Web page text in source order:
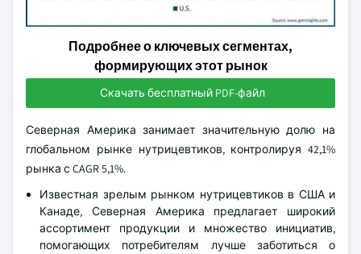
Подробнее о ключевых сегментах,
формирующих этот рынок
Скачать бесплатный PDF-файл
Северная Америка занимает значительную долю на
глобальном рынке нутрицевтиков, контролируя 42,1%
рынка с CAGR 5,1%.
Известная зрелым рынком нутрицевтиков в США и
Канаде, Северная Америка предлагает широкий
ассортимент продукции и множество инициатив,
помогающих потребителям лучше заботиться о